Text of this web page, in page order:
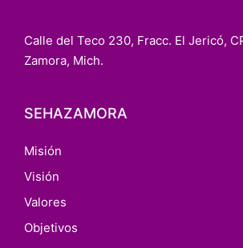
Calle del Teco 230, Fracc. El Jericó,
Zamora, Mich.
SEHAZAMORA
Misión
Visión
Valores
Objetivos